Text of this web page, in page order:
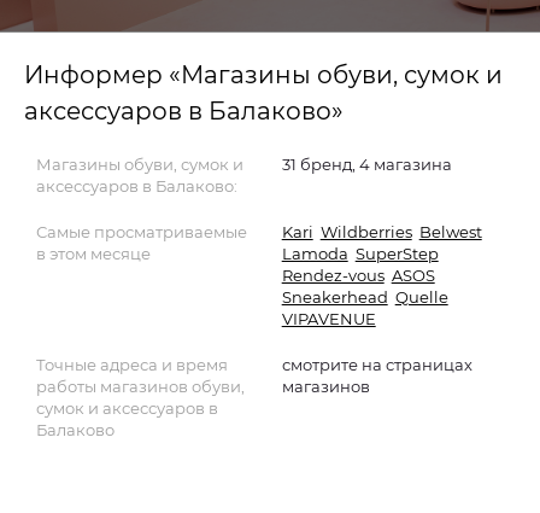
Информер «Магазины обуви, сумок и
аксессуаров в Балаково»
Магазины обуви, сумок и
аксессуаров в Балаково:
31 бренд, 4 магазина
Самые просматриваемые
в этом месяце
Kari Wildberries Belwest
Lamoda SuperStep
Rendez-vous ASOS
Sneakerhead Quelle
VIPAVENUE
Точные адреса и время
работы магазинов обуви,
сумок и аксессуаров в
Балаково
смотрите на страницах
магазинов